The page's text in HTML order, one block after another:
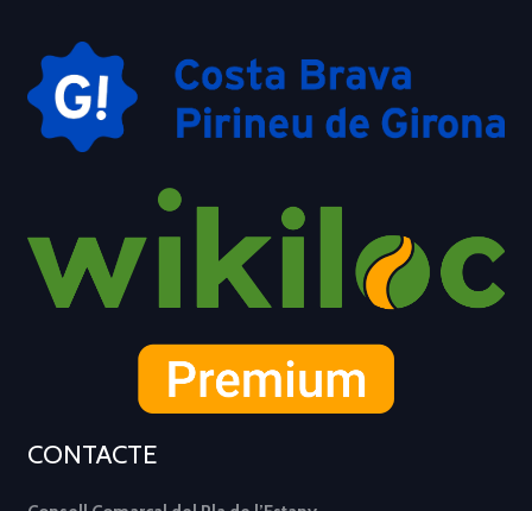
CONTACTE